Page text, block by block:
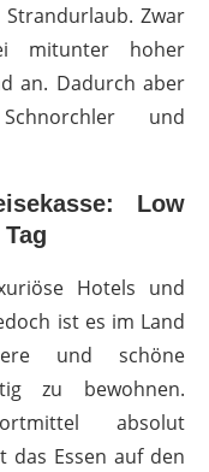
Zwar
mitunter hoher
an. Dadurch aber
und
Low
Hotels und
ist es im Land
und schöne
zu bewohnen.
absolut
das Essen auf den